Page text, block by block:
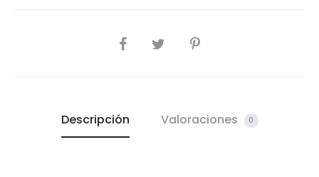
SHARE
Descripción Valoraciones 0